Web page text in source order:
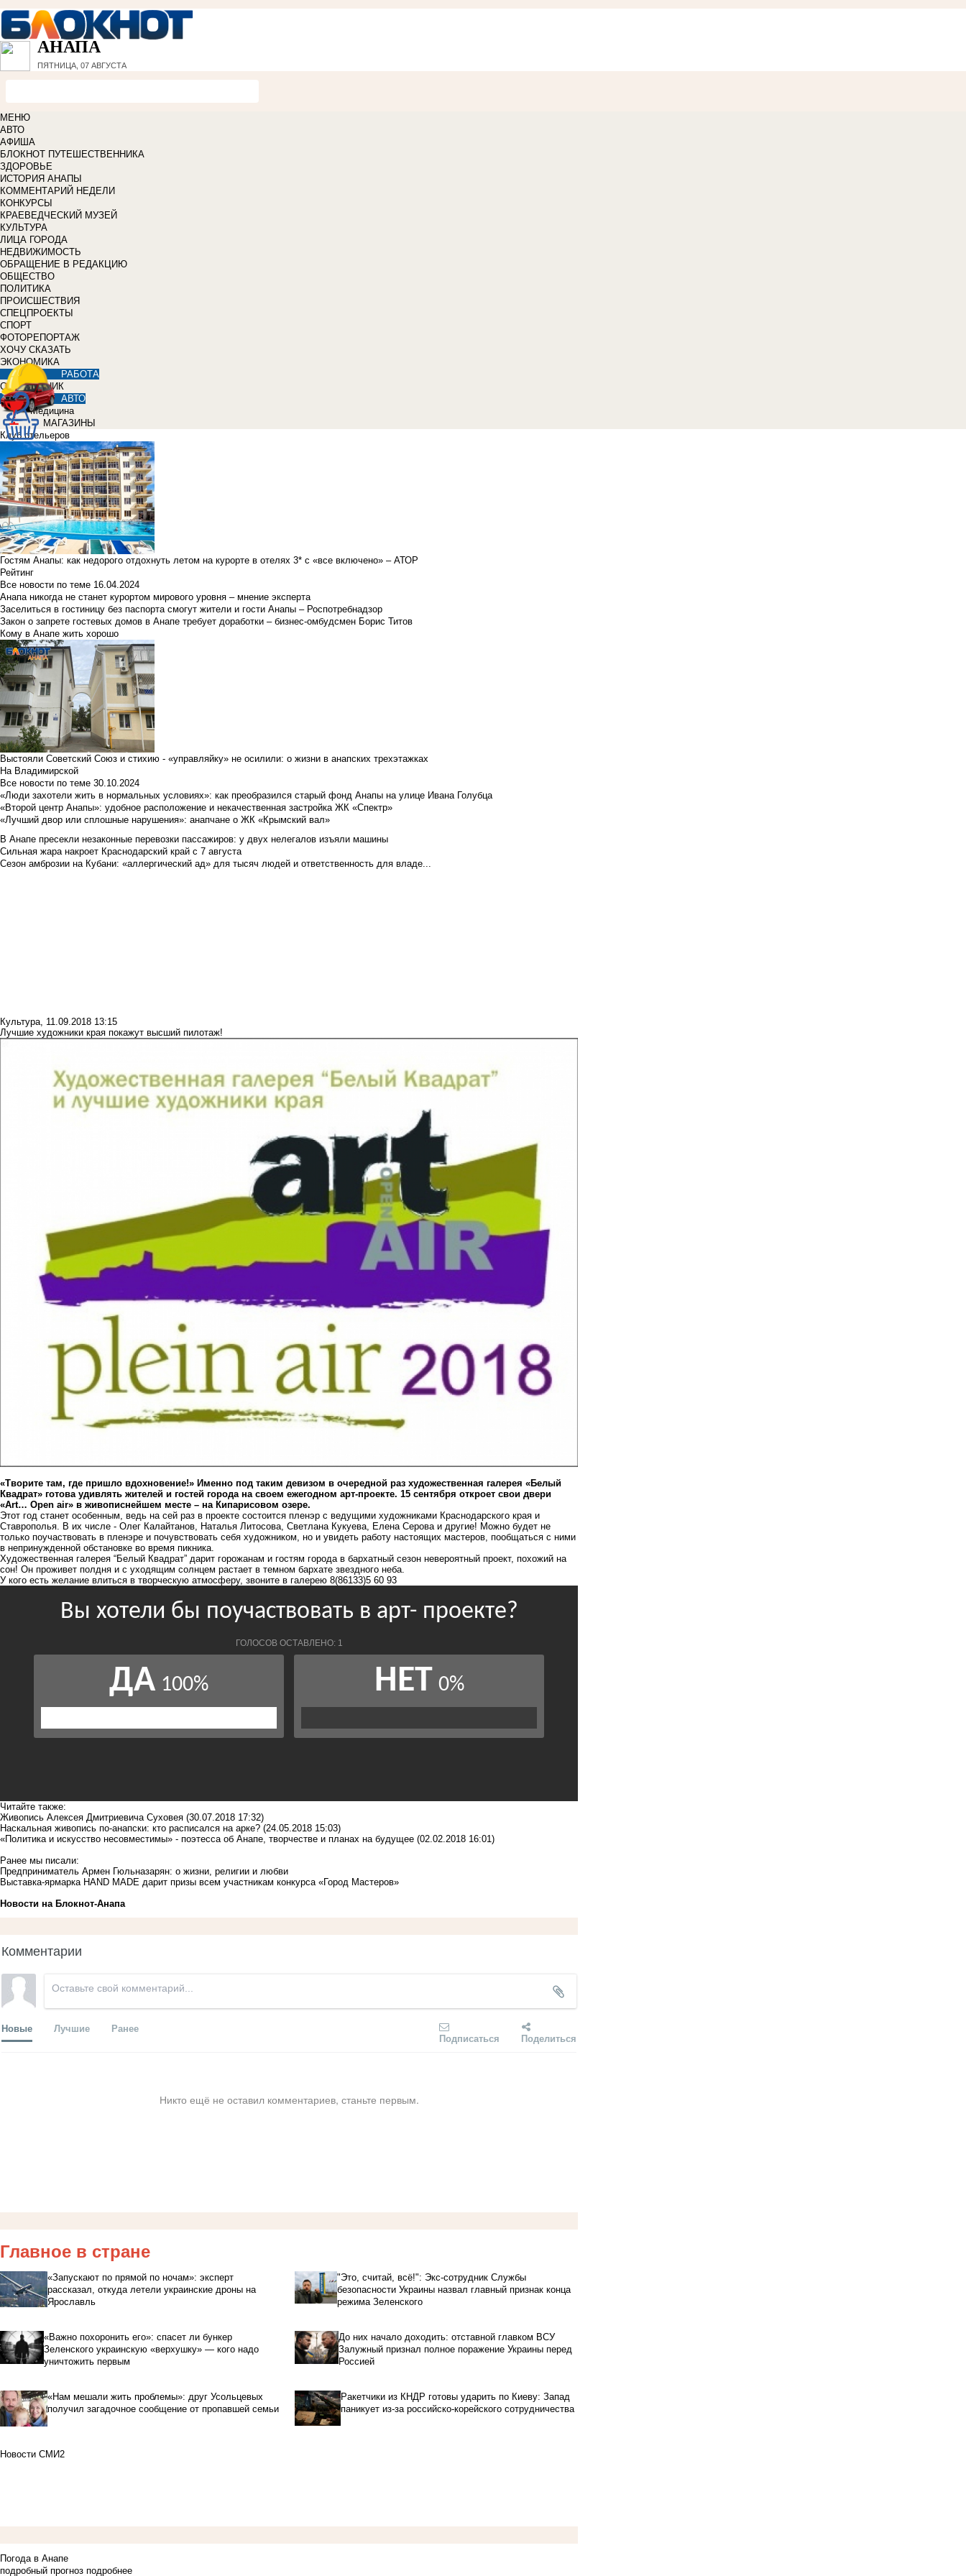
АНАПА
ПЯТНИЦА, 07 АВГУСТА
МЕНЮ
АВТО
АФИША
БЛОКНОТ ПУТЕШЕСТВЕННИКА
ЗДОРОВЬЕ
ИСТОРИЯ АНАПЫ
КОММЕНТАРИЙ НЕДЕЛИ
КОНКУРСЫ
КРАЕВЕДЧЕСКИЙ МУЗЕЙ
КУЛЬТУРА
ЛИЦА ГОРОДА
НЕДВИЖИМОСТЬ
ОБРАЩЕНИЕ В РЕДАКЦИЮ
ОБЩЕСТВО
ПОЛИТИКА
ПРОИСШЕСТВИЯ
СПЕЦПРОЕКТЫ
СПОРТ
ФОТОРЕПОРТАЖ
ХОЧУ СКАЗАТЬ
ЭКОНОМИКА
РАБОТА
СПРАВОЧНИК
АВТО
Медицина
МАГАЗИНЫ
Клуб отельеров
Гостям Анапы: как недорого отдохнуть летом на курорте в отелях 3* с «все включено» – АТОР
Рейтинг
Все новости по теме 16.04.2024
Анапа никогда не станет курортом мирового уровня – мнение эксперта
Заселиться в гостиницу без паспорта смогут жители и гости Анапы – Роспотребнадзор
Закон о запрете гостевых домов в Анапе требует доработки – бизнес-омбудсмен Борис Титов
Кому в Анапе жить хорошо
Выстояли Советский Союз и стихию - «управляйку» не осилили: о жизни в анапских трехэтажках
На Владимирской
Все новости по теме 30.10.2024
«Люди захотели жить в нормальных условиях»: как преобразился старый фонд Анапы на улице Ивана Голубца
«Второй центр Анапы»: удобное расположение и некачественная застройка ЖК «Спектр»
«Лучший двор или сплошные нарушения»: анапчане о ЖК «Крымский вал»
В Анапе пресекли незаконные перевозки пассажиров: у двух нелегалов изъяли машины
Сильная жара накроет Краснодарский край с 7 августа
Сезон амброзии на Кубани: «аллергический ад» для тысяч людей и ответственность для владе...
Культура, 11.09.2018 13:15
Лучшие художники края покажут высший пилотаж!
«Творите там, где пришло вдохновение!» Именно под таким девизом в очередной раз художественная галерея «Белый
Квадрат» готова удивлять жителей и гостей города на своем ежегодном арт-проекте. 15 сентября откроет свои двери
«Art… Оpen air» в живописнейшем месте – на Кипарисовом озере.
Этот год станет особенным, ведь на сей раз в проекте состоится пленэр с ведущими художниками Краснодарского края и
Ставрополья. В их числе - Олег Калайтанов, Наталья Литосова, Светлана Кукуева, Елена Серова и другие! Можно будет не
только поучаствовать в пленэре и почувствовать себя художником, но и увидеть работу настоящих мастеров, пообщаться с ними
в непринужденной обстановке во время пикника.
Художественная галерея “Белый Квадрат” дарит горожанам и гостям города в бархатный сезон невероятный проект, похожий на
сон! Он проживет полдня и с уходящим солнцем растает в темном бархате звездного неба.
У кого есть желание влиться в творческую атмосферу, звоните в галерею 8(86133)5 60 93
Читайте также:
Живопись Алексея Дмитриевича Суховея (30.07.2018 17:32)
Наскальная живопись по-анапски: кто расписался на арке? (24.05.2018 15:03)
«Политика и искусство несовместимы» - поэтесса об Анапе, творчестве и планах на будущее (02.02.2018 16:01)
Ранее мы писали:
Предприниматель Армен Гюльназарян: о жизни, религии и любви
Выставка-ярмарка HAND MADE дарит призы всем участникам конкурса «Город Мастеров»
Новости на Блoкнoт-Анапа
Комментарии
Новые Лучшие Ранее
Подписаться Поделиться
Никто ещё не оставил комментариев, станьте первым.
Главное в стране
«Запускают по прямой по ночам»: эксперт
рассказал, откуда летели украинские дроны на
Ярославль
"Это, считай, всё!": Экс-сотрудник Службы
безопасности Украины назвал главный признак конца
режима Зеленского
«Важно похоронить его»: спасет ли бункер
Зеленского украинскую «верхушку» — кого надо
уничтожить первым
До них начало доходить: отставной главком ВСУ
Залужный признал полное поражение Украины перед
Россией
«Нам мешали жить проблемы»: друг Усольцевых
получил загадочное сообщение от пропавшей семьи
Ракетчики из КНДР готовы ударить по Киеву: Запад
паникует из-за российско-корейского сотрудничества
Новости СМИ2
Погода в Анапе
подробный прогноз подробнее